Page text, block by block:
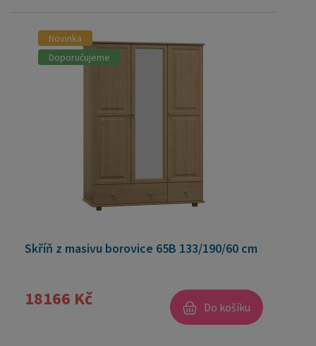
Novinka
Doporučujeme
Skříň z masivu borovice 65B 133/190/60 cm
18166 Kč Do košíku